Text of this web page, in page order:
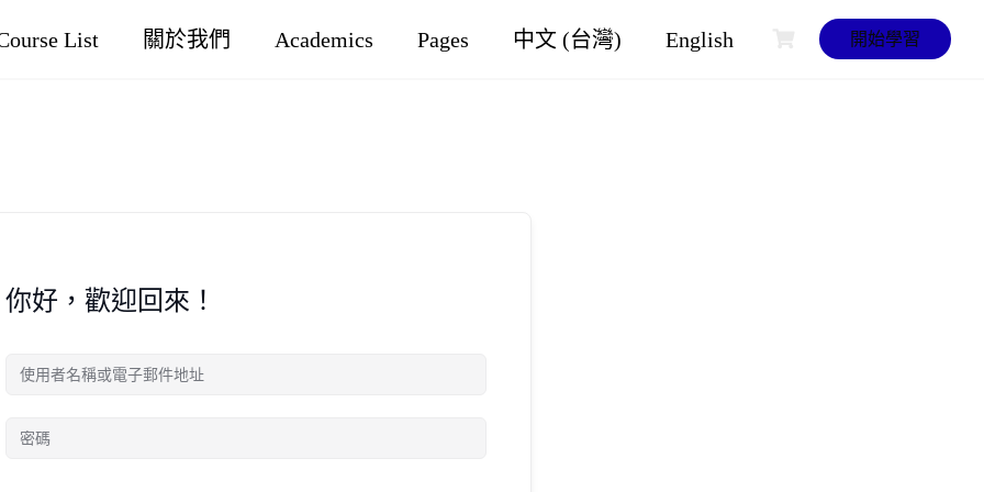
List 關於我們 Academics Pages 中文 (台灣) English 開始學習
你好，歡迎回來！